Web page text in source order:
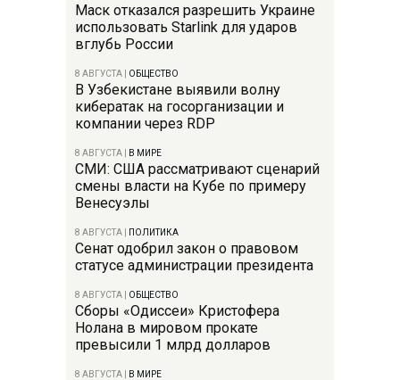
Маск отказался разрешить Украине
использовать Starlink для ударов
вглубь России
8 АВГУСТА ОБЩЕСТВО
В Узбекистане выявили волну
кибератак на госорганизации и
компании через RDP
8 АВГУСТА В МИРЕ
СМИ: США рассматривают сценарий
смены власти на Кубе по примеру
Венесуэлы
8 АВГУСТА ПОЛИТИКА
Сенат одобрил закон о правовом
статусе администрации президента
8 АВГУСТА ОБЩЕСТВО
Сборы «Одиссеи» Кристофера
Нолана в мировом прокате
превысили 1 млрд долларов
8 АВГУСТА В МИРЕ